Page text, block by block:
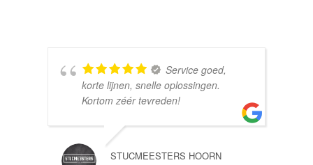
Service goed,
korte lijnen, snelle oplossingen.
Kortom zéér tevreden!
STUCMEESTERS HOORN